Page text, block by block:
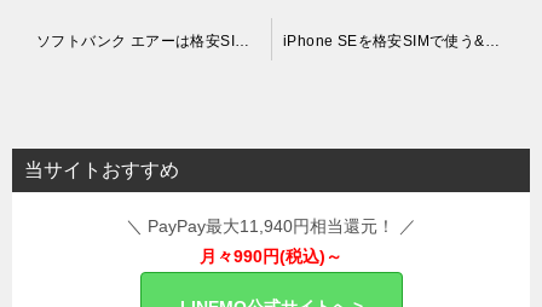
ビ
ゲ
ソフトバンク エアーは格安SIM/スマホでも使えるのか？ iPhone SEを格安SIMで使う&購入する時のおすすめ
当サイトおすすめ
＼ PayPay最大11,940円相当還元！ ／
月々990円(税込)～